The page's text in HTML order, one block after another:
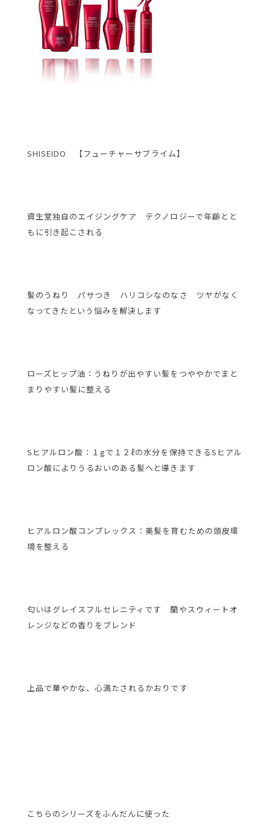
SHISEIDO 【フューチャーサブライム】
資生堂独自のエイジングケア テクノロジーで年齢とと
もに引き起こされる
髪のうねり パサつき ハリコシなのなさ ツヤがなく
なってきたという悩みを解決します
ローズヒップ油：うねりが出やすい髪をつややかでまと
まりやすい髪に整える
Sヒアルロン酸：１gで１２ℓの水分を保持できるSヒアル
ロン酸によりうるおいのある髪へと導きます
ヒアルロン酸コンプレックス：美髪を育むための頭皮環
境を整える
匂いはグレイスフルセレニティです 蘭やスウィートオ
レンジなどの香りをブレンド
上品で華やかな、心満たされるかおりです
こちらのシリーズをふんだんに使った